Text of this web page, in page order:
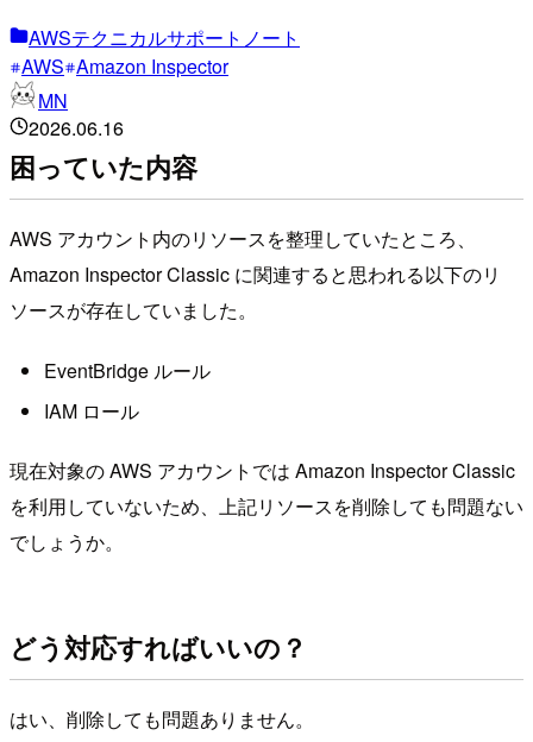
AWSテクニカルサポートノート
AWS Amazon Inspector
MN
2026.06.16
困っていた内容
AWS アカウント内のリソースを整理していたところ、
Amazon Inspector Classic に関連すると思われる以下のリ
ソースが存在していました。
EventBridge ルール
IAM ロール
現在対象の AWS アカウントでは Amazon Inspector Classic
を利用していないため、上記リソースを削除しても問題ない
でしょうか。
どう対応すればいいの？
はい、削除しても問題ありません。